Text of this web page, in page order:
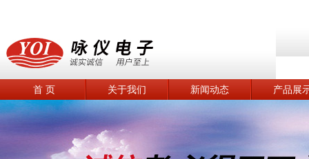
首 页 关于我们 新闻动态 产品展